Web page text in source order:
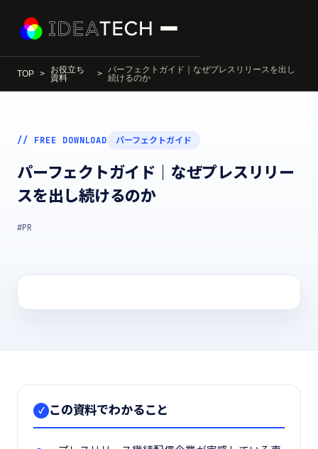
TOP
お役立ち
資料
パーフェクトガイド｜なぜプレスリリースを出し
続けるのか
// FREE DOWNLOAD パーフェクトガイド
パーフェクトガイド｜なぜプレスリリー
スを出し続けるのか
#PR
✓ この資料でわかること